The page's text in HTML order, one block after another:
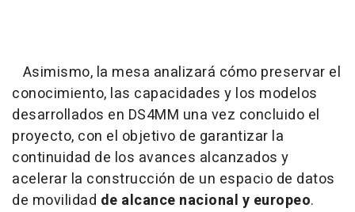
Asimismo, la mesa analizará cómo preservar el
conocimiento, las capacidades y los modelos
desarrollados en DS4MM una vez concluido el
proyecto, con el objetivo de garantizar la
continuidad de los avances alcanzados y
acelerar la construcción de un espacio de datos
de movilidad de alcance nacional y europeo.